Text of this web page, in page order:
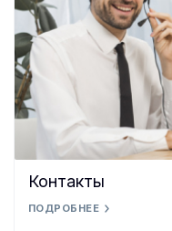
Контакты
ПОДРОБНЕЕ